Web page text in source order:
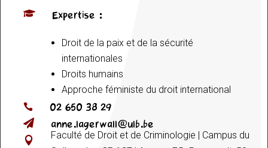
 Expertise :
Droit de la paix et de la sécurité
internationales
Droits humains
Approche féministe du droit international
 02 650 38 29
 anne.lagerwall@ulb.be

Faculté de Droit et de Criminologie | Campus du